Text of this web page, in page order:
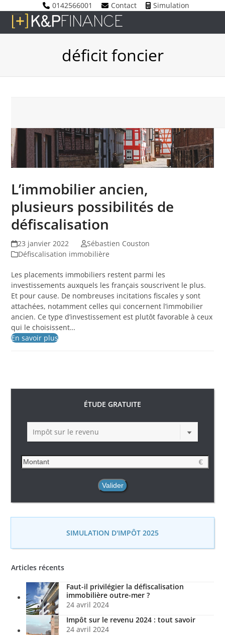
content
0142566001 Contact Simulation
Open
Close
déficit foncier
L’immobilier ancien,
plusieurs possibilités de
défiscalisation
23 janvier 2022
Sébastien Couston
Défiscalisation immobilière
Les placements immobiliers restent parmi les
investissements auxquels les français souscrivent le plus.
Et pour cause. De nombreuses incitations fiscales y sont
attachées, notamment celles qui concernent l’immobilier
ancien. Ce type d’investissement est plutôt favorable à ceux
qui le choisissent…
En savoir plus
ÉTUDE GRATUITE
Impôt sur le revenu
SIMULATION D'IMPÔT 2025
Articles récents
Faut-il privilégier la défiscalisation
immobilière outre-mer ?
24 avril 2024
Impôt sur le revenu 2024 : tout savoir
24 avril 2024